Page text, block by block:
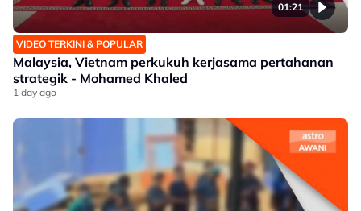
01:21
VIDEO TERKINI & POPULAR
Malaysia, Vietnam perkukuh kerjasama pertahanan
strategik - Mohamed Khaled
1 day ago